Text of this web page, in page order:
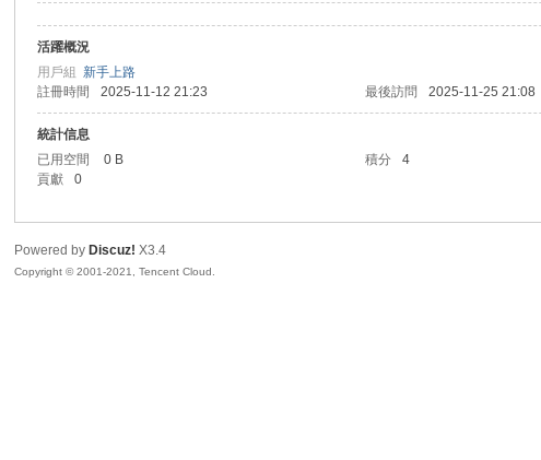
活躍概況
用戶組新手上路
註冊時間
2025-11-12 21:23 最後訪問 2025-11-25 21:08
統計信息
已用空間
0 B 積分 4
貢獻
0
Powered by Discuz! X3.4
Copyright © 2001-2021, Tencent Cloud.